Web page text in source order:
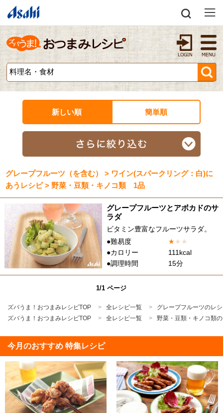
新しい順 簡単順
グレープフルーツ（を含む） > ワイン(スパークリング：白)に
あうレシピ > 野菜・豆類・キノコ類 1品
グレープフルーツとアボカドのサ
ラダ
ビタミン豊富なフルーツサラダ。
●難易度
★★ ★
●カロリー
111kcal
●調理時間
15分
1/1 ページ
ズバうま！おつまみレシピTOP 全レシピ一覧
グレープフルーツのレ
ズバうま！おつまみレシピTOP
全レシピ一覧 野菜・豆類・キノコ類
今月のおすすめ 特集レシピ